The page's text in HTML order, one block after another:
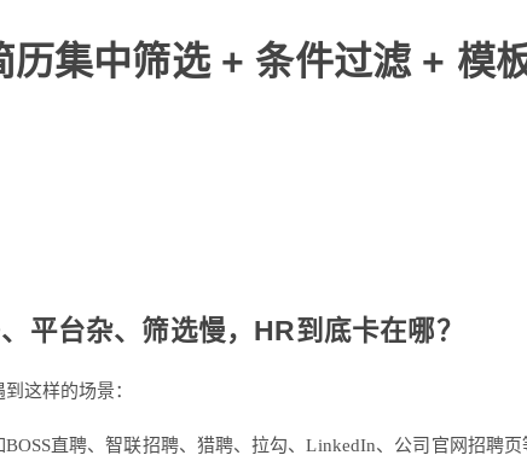
历集中筛选 + 条件过滤 + 模
平台杂、筛选慢，HR到底卡在哪？
这样的场景：
直聘、智联招聘、猎聘、拉勾、LinkedIn、公司官网招